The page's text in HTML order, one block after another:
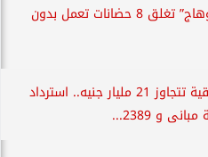
” صحة سوهاج” تغلق 8 حضانات تعمل بدون
بقيمة سوقية تتجاوز 21 مليار جنيه.. استرداد